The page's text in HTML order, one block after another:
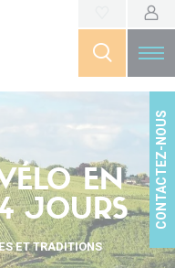
CONTACTEZ-NOUS
EN
JOURS
ET TRADITIONS